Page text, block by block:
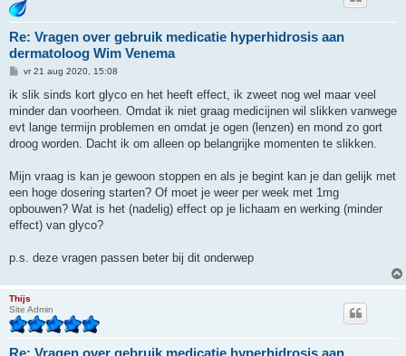
Re: Vragen over gebruik medicatie hyperhidrosis aan
dermatoloog Wim Venema
B
r
c
h
vr 21 aug 2020, 15:08
ik slik sinds kort glyco en het heeft effect, ik zweet nog wel maar veel
minder dan voorheen. Omdat ik niet graag medicijnen wil slikken vanwege
evt lange termijn problemen en omdat je ogen (lenzen) en mond zo gort
droog worden. Dacht ik om alleen op belangrijke momenten te slikken.
Mijn vraag is kan je gewoon stoppen en als je begint kan je dan gelijk met
een hoge dosering starten? Of moet je weer per week met 1mg
opbouwen? Wat is het (nadelig) effect op je lichaam en werking (minder
effect) van glyco?
p.s. deze vragen passen beter bij dit onderwep
Thijs
Site Admin
Re: Vragen over gebruik medicatie hyperhidrosis aan